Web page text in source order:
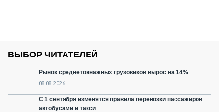
ВЫБОР ЧИТАТЕЛЕЙ
Рынок среднетоннажных грузовиков вырос на 14%
08.08.2026
С 1 сентября изменятся правила перевозки пассажиров
автобусами и такси